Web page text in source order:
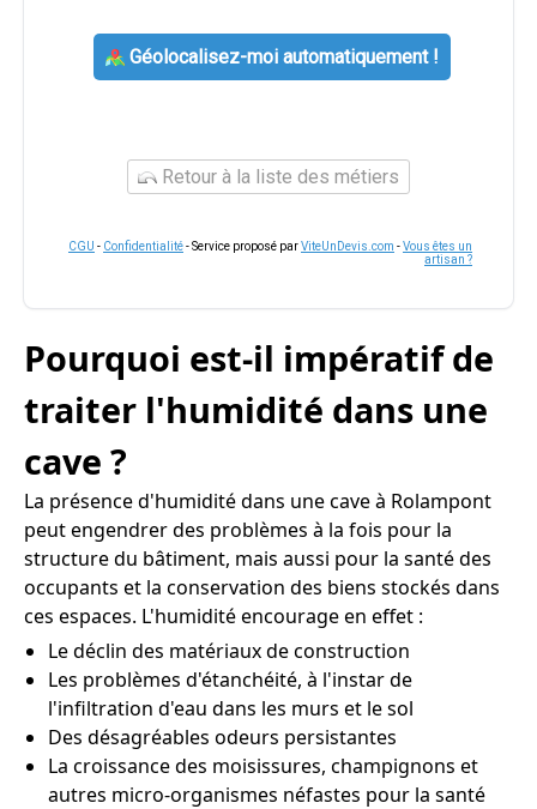
Géolocalisez-moi automatiquement !
Retour à la liste des métiers
CGU - Confidentialité- Service proposé parViteUnDevis.com -Vous êtes un
artisan ?
Pourquoi est-il impératif de
traiter l'humidité dans une
cave ?
La présence d'humidité dans une cave à Rolampont
peut engendrer des problèmes à la fois pour la
structure du bâtiment, mais aussi pour la santé des
occupants et la conservation des biens stockés dans
ces espaces. L'humidité encourage en effet :
Le déclin des matériaux de construction
Les problèmes d'étanchéité, à l'instar de
l'infiltration d'eau dans les murs et le sol
Des désagréables odeurs persistantes
La croissance des moisissures, champignons et
autres micro-organismes néfastes pour la santé